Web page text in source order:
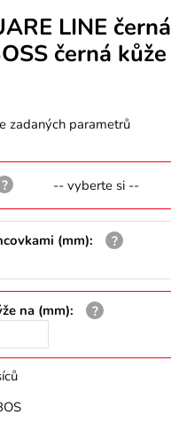
LINE černá
černá kůže
zadaných parametrů
-- vyberte si --
(mm):
na (mm):